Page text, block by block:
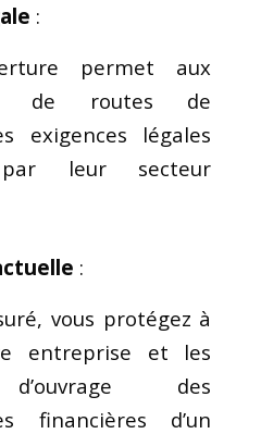
:
permet aux
de routes de
exigences légales
par leur secteur
:
vous protégez à
entreprise et les
des
financières d’un